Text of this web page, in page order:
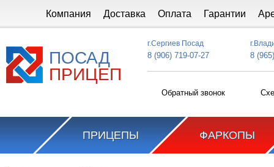
Компания Доставка Оплата Гарантии
ПОСАД
ПРИЦЕП
г.Сергиев Посад
8 (906) 719-07-27 8
Обратный звонок
ПРИЦЕПЫ ФАРКОПЫ